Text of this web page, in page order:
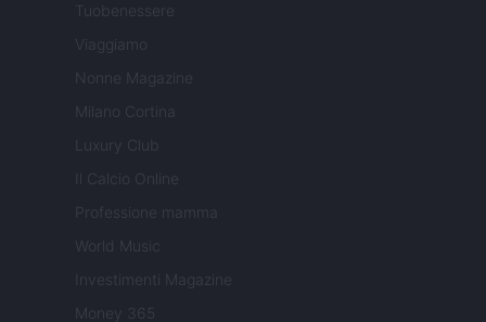
Tuobenessere
Viaggiamo
Nonne Magazine
Milano Cortina
Luxury Club
Il Calcio Online
Professione mamma
World Music
Investimenti Magazine
Money 365